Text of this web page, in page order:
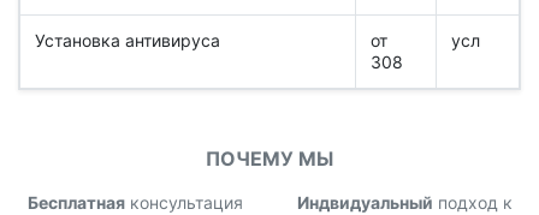
Установка антивируса
от
308
усл
ПОЧЕМУ МЫ
Бесплатнаяконсультация
Индвидуальный подход к